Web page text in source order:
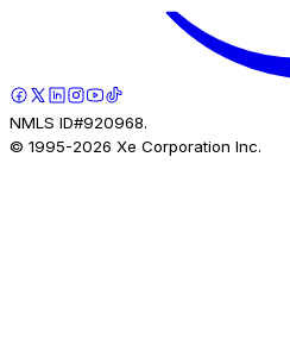
NMLS ID#920968.
© 1995-2026 Xe Corporation Inc.